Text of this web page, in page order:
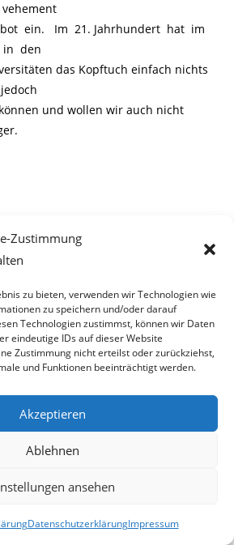
Zustimmung
zu bieten, verwenden wir Technologien wie
zu speichern und/oder darauf
Technologien zustimmst, können wir Daten
eindeutige IDs auf dieser Website
Zustimmung nicht erteilst oder zurückziehst,
und Funktionen beeinträchtigt werden.
Akzeptieren
Ablehnen
ansehen
DatenschutzerklärungImpressum
ein. Im 21. Jahrhundert hat im
in den
das Kopftuch einfach nichts
und wollen wir auch nicht
Politiker
Islamisten
diskriminieren
politische Radikalisier-